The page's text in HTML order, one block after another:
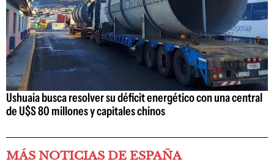
Ushuaia busca resolver su déficit energético con una central
de U$S 80 millones y capitales chinos
MÁS NOTICIAS DE ESPAÑA